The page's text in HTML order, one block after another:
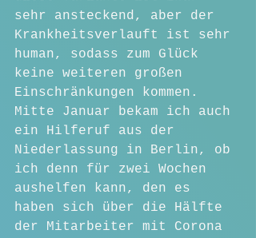
sehr ansteckend, aber der
Krankheitsverlauft ist sehr
human, sodass zum Glück
keine weiteren großen
Einschränkungen kommen.
Mitte Januar bekam ich auch
ein Hilferuf aus der
Niederlassung in Berlin, ob
ich denn für zwei Wochen
aushelfen kann, den es
haben sich über die Hälfte
der Mitarbeiter mit Corona